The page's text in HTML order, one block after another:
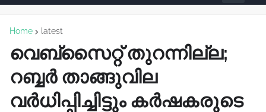
Home latest
വെബ്സൈറ്റ് തുറന്നില്ല;
റബ്ബർ താങ്ങുവില
വർധിപ്പിച്ചിട്ടും കർഷകരുടെ